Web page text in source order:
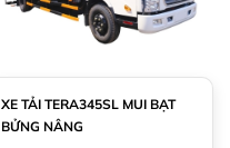
XE TẢI TERA345SL MUI BẠT
BỬNG NÂNG